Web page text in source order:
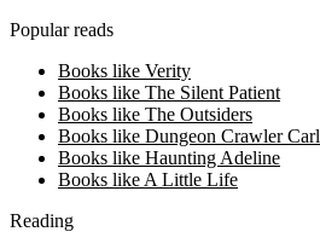
Popular reads
Books like Verity
Books like The Silent Patient
Books like The Outsiders
Books like Dungeon Crawler Carl
Books like Haunting Adeline
Books like A Little Life
Reading